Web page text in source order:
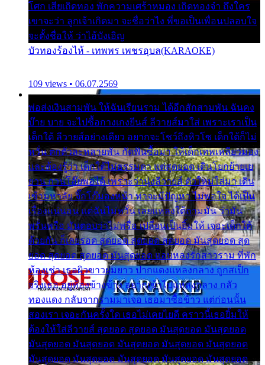
โศก เสียเถิดทอง พักความเศร้าหมอง เถิดทองจ๋า ถึงใคร
เขาจะว่า ลูกเจ้าเกิดมา จะชื่อว่าไง พี่ขอเป็นเพื่อนปลอบใจ
จะตั้งชื่อให้ ว่าไอ้บังเอิญ
บัวทองร้องไห้ - เทพพร เพชรอุบล(KARAOKE)
109 views • 06.07.2569
พ่อส่งเงินสามพัน ให้ฉันเรียนราม ได้อีกสักสามพัน ฉันคง
บ๊าย บาย จะไปซื้อกางเกงยีนส์ ลีวายส์มาใส่ เพราะเราเป็น
เด็กใต้ ลีวายส์อย่างเดียว อยากจะโชว์ถึงหิวโซ เด็กใต้ก็ไม่
หวั่น ตกตัวละหลายพัน กัดฟันซื้อมา ให้เด็กเทพเหลียวมอง
และต้องรู้ว่า เด็กใต้ไม่ธรรมดา แต่สุดยอด เดินโยกย้ายเย
ยวน กวนโอ๊ยพอได้ เพราะว่านุ่งลีวายส์ ตัวใหม่ใส่มา เดิน
เข้ามหาลัย จิ๊กโก๊มองหน้า ท่าจะมีปัญหา ไม่พอใจ ได้เป็น
เรื่องแน่นอน แต่ฉันไม่หวั่น เลยแหลงใต้ถามมัน ว่ามัน
พรั่นพรือ มันตอบว่าไม่พรื่อ เปลี่ยนเป็นยิ้มให้ เจอะเด็กใต้
ด้วยกัน ก็เลยรอด สุดยอด สุดยอด สุดยอด มันสุดยอด สุด
ยอด สุดยอด สุดยอด มันสุดยอด แอบหลงรักสาวราม ที่พัก
ห้องเช่า เธอผิวขาวผมยาว ปากแดงแหลงกลาง ถูกสเป็ก
จริงเธอ อยู่ห้องข้างข้าง อยากเข้าไปแหลงกลาง กลัว
ทองแดง กลับจากรามมาเจอ เธอมาซื้อข้าว แต่ก่อนนั้น
สองเรา เจอะกันครั้งใด เธอไม่เคยไยดี คราวนี้เธอยิ้มให้
ต้องให้ใส่ลีวายส์ สุดยอด สุดยอด มันสุดยอด มันสุดยอด
มันสุดยอด มันสุดยอด มันสุดยอด มันสุดยอด มันสุดยอด
มันสุดยอด มันสุดยอด มันสุดยอด มันสุดยอด มันสุดยอด